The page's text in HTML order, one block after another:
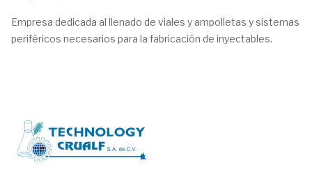
Empresa dedicada al llenado de viales y ampolletas y sistemas
periféricos necesarios para la fabricación de inyectables.